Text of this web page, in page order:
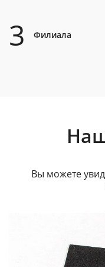
3 Филиала
Вы можете